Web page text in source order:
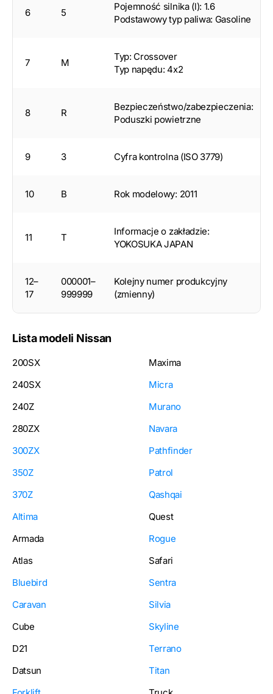
6 5
Pojemność silnika (l): 1.6
Podstawowy typ paliwa: Gasoline
7 M
Typ: Crossover
Typ napędu: 4x2
8 R
Bezpieczeństwo/zabezpieczenia:
Poduszki powietrzne
9 3 Cyfra kontrolna (ISO 3779)
10 B Rok modelowy: 2011
11 T
Informacje o zakładzie:
YOKOSUKA JAPAN
12–
17
000001–
999999
Kolejny numer produkcyjny
(zmienny)
Lista modeli Nissan
200SX
240SX
240Z
280ZX
300ZX
350Z
370Z
Altima
Armada
Atlas
Bluebird
Caravan
Cube
D21
Datsun
Maxima
Micra
Murano
Navara
Pathfinder
Patrol
Qashqai
Quest
Rogue
Safari
Sentra
Silvia
Skyline
Terrano
Titan